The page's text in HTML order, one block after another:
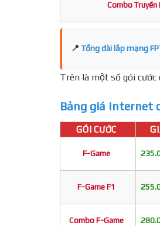
Combo Truyền
📍 Tổng đài lắp mạng
Trên là một số gói cước
Bảng giá Internet
GÓI CƯỚC
F-Game
F-Game F1
Combo F-Game